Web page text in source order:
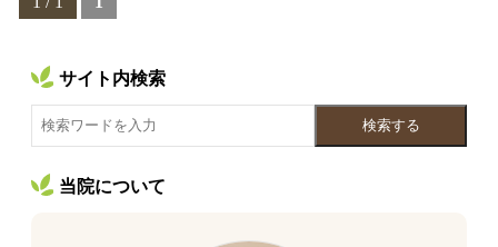
サイト内検索
検索する
当院について